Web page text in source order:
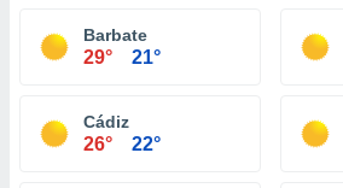
Barbate
29° 21°
Cádiz
26° 22°